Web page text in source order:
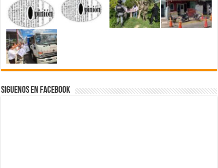
Siguenos en Facebook